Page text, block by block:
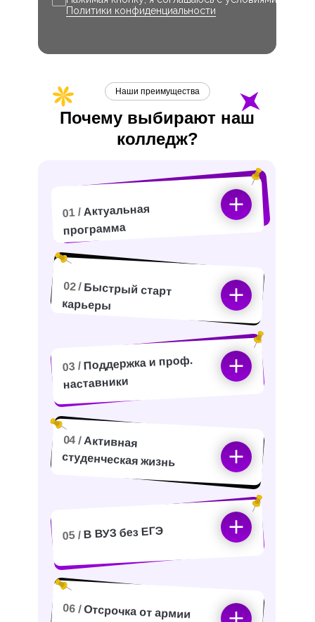
Политики конфиденциальности
Почему выбирают наш
колледж?
Наши преимущества
01 / Актуальная
программа
02 / Быстрый старт
карьеры
04 /Активная
студенческая жизнь
05 / В ВУЗ без ЕГЭ
06 / Отсрочка от армии
03 / Поддержка и проф.
наставники